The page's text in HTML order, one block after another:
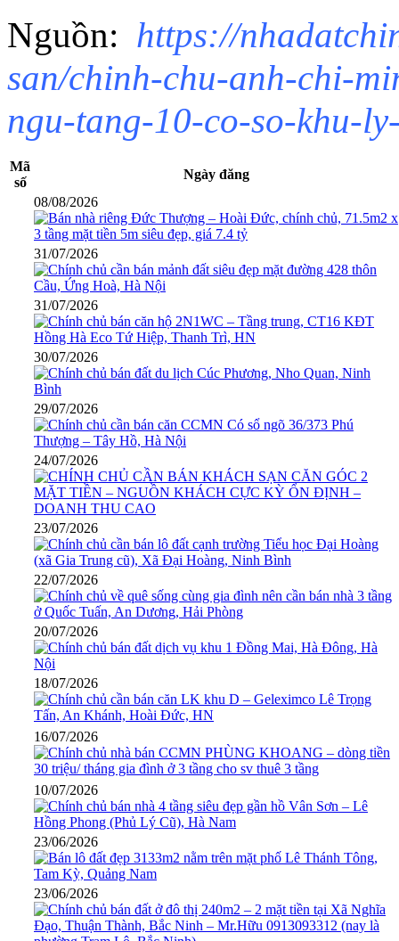
Nguồn: https://
san/chinh-chu-anh-chi-
ngu-tang-10-co-so-khu-
Mã
số
Ngày đăng
08/08/2026
31/07/2026
31/07/2026
30/07/2026
29/07/2026
24/07/2026
23/07/2026
22/07/2026
20/07/2026
18/07/2026
16/07/2026
10/07/2026
23/06/2026
23/06/2026